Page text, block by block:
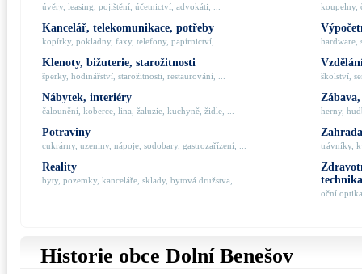
úvěry, leasing, pojištění, účetnictví, advokáti, ...
Kancelář, telekomunikace, potřeby
kopírky, pokladny, faxy, telefony, papírnictví, ...
Klenoty, bižuterie, starožitnosti
šperky, hodinářství, starožitnosti, restaurování, ...
Nábytek, interiéry
čalounění, koberce, lina, žaluzie, kuchyně, židle, ...
Potraviny
cukrárny, uzeniny, nápoje, sodobary, gastrozařízení, ...
Reality
byty, pozemky, kanceláře, sklady, bytová družstva, ...
koupelny,
hardware,
školství,
herny,
trávníky,
technika
oční
Historie obce Dolní Benešov